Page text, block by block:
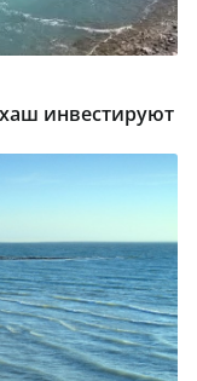
инвестируют